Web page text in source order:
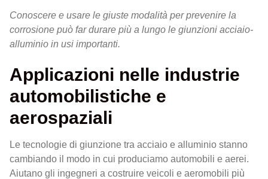
Conoscere e usare le giuste modalità per prevenire la
corrosione può far durare più a lungo le giunzioni acciaio-
alluminio in usi importanti.
Applicazioni nelle industrie
automobilistiche e
aerospaziali
Le tecnologie di giunzione tra acciaio e alluminio stanno
cambiando il modo in cui produciamo automobili e aerei.
Aiutano gli ingegneri a costruire veicoli e aeromobili più